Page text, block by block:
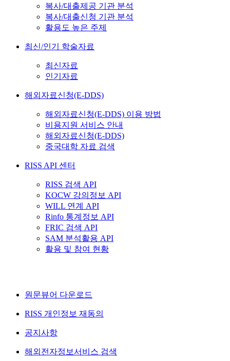
복사/대출제공 기관 분석
복사/대출신청 기관 분석
활용도 높은 주제
최신/인기 학술자료
최신자료
인기자료
해외자료신청(E-DDS)
해외자료신청(E-DDS) 이용 방법
비용지원 서비스 안내
해외자료신청(E-DDS)
중국대학 자료 검색
RISS API 센터
RISS 검색 API
KOCW 강의정보 API
WILL 연계 API
Rinfo 통계정보 API
FRIC 검색 API
SAM 분석활용 API
활용 및 참여 현황
원문뷰어 다운로드
RISS 개인정보 재동의
공지사항
해외전자정보서비스 검색